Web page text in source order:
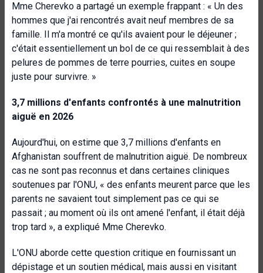
Mme Cherevko a partagé un exemple frappant : « Un des
hommes que j'ai rencontrés avait neuf membres de sa
famille. Il m'a montré ce qu'ils avaient pour le déjeuner ;
c'était essentiellement un bol de ce qui ressemblait à des
pelures de pommes de terre pourries, cuites en soupe
juste pour survivre. »
3,7 millions d'enfants confrontés à une malnutrition
aiguë en 2026
Aujourd'hui, on estime que 3,7 millions d'enfants en
Afghanistan souffrent de malnutrition aiguë. De nombreux
cas ne sont pas reconnus et dans certaines cliniques
soutenues par l'ONU, « des enfants meurent parce que les
parents ne savaient tout simplement pas ce qui se
passait ; au moment où ils ont amené l'enfant, il était déjà
trop tard », a expliqué Mme Cherevko.
L'ONU aborde cette question critique en fournissant un
dépistage et un soutien médical, mais aussi en visitant